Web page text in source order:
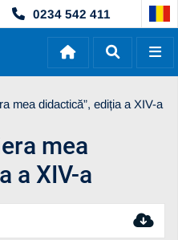
0234 542 411
mea didactică”, ediția a XIV-a
mea
a XIV-a